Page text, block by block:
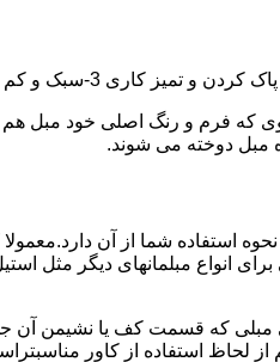
مبل دوخته می شوند.
استفاده شما از آن
انواع مبلمانهای دیگر مثل
مبلی که قسمت کف یا نشیمن
از لحاظ استفاده از کاور